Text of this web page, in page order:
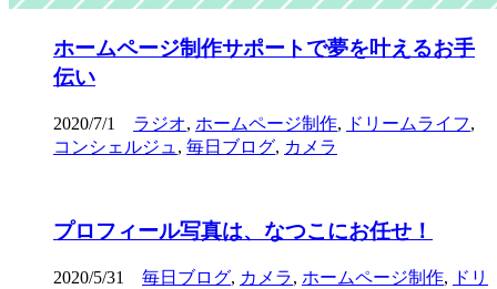
ホームページ制作サポートで夢を叶えるお手
伝い
2020/7/1 ラジオ, ホームページ制作, ドリームライフ,
コンシェルジュ , 毎日ブログ, カメラ
プロフィール写真は、なつこにお任せ！
2020/5/31 毎日ブログ, カメラ, ホームページ制作, ドリ